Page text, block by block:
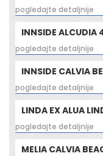
pogledajte detaljnije
INNSIDE ALCUDIA
pogledajte detaljnije
INNSIDE CALVIA
pogledajte detaljnije
LINDA EX ALUA
pogledajte detaljnije
MELIA CALVIA